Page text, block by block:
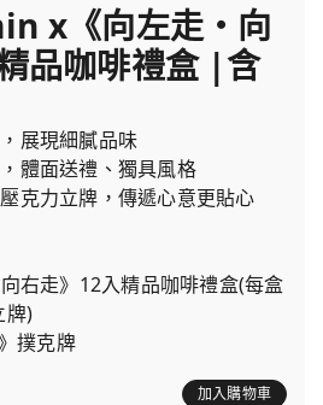
x《向左走・向
品咖啡禮盒 |含
展現細膩品味
體面送禮、獨具風格
克力立牌，傳遞心意更貼心
右走》12入精品咖啡禮盒(每盒
牌)
撲克牌
加入購物車